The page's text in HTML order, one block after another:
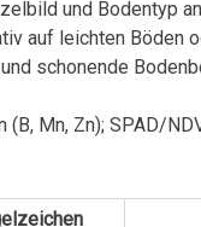
und Bodentyp
auf leichten Böden
schonende
Mn, Zn); SPAD/